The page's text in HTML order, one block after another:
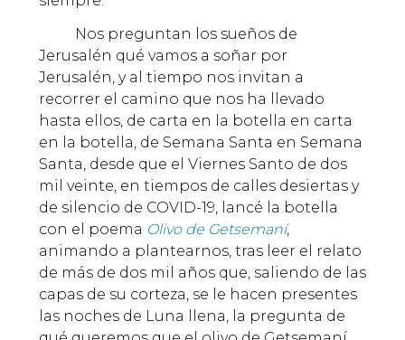
Nos preguntan los sueños de
Jerusalén qué vamos a soñar por
Jerusalén, y al tiempo nos invitan a
recorrer el camino que nos ha llevado
hasta ellos, de carta en la botella en carta
en la botella, de Semana Santa en Semana
Santa, desde que el Viernes Santo de dos
mil veinte, en tiempos de calles desiertas y
de silencio de COVID-19, lancé la botella
con el poema Olivo de Getsemaní,
animando a plantearnos, tras leer el relato
de más de dos mil años que, saliendo de las
capas de su corteza, se le hacen presentes
las noches de Luna llena, la pregunta de